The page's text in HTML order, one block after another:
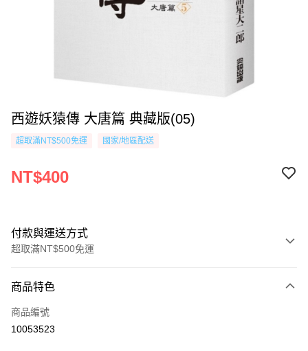
西遊妖猿傳 大唐篇 典藏版(05)
超取滿NT$500免運 國家/地區配送
NT$400
付款與運送方式
超取滿NT$500免運
信用卡一次付款
超商取貨付款
商品特色
商品編號
10053523